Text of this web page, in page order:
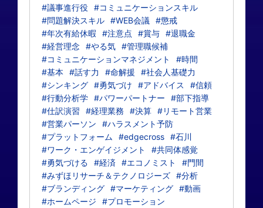
#議事進行役 #コミュニケーションスキル
#問題解決スキル #WEB会議
#懲戒
#年次有給休暇
#注意点 #賞与 #退職金
#経営理念 #やる気 #管理職候補
#コミュニケーションマネジメント
#時間
#基本
#話す力 #命解援
#社会人基礎力
#シンキング #勇気づけ #アドバイス
#信頼
#行動分析学 #パワーパートナー
#部下指導
#仕訳演習
#経理業務 #決算 #リモート営業
#営業パーソン
#ハラスメント予防
#プラットフォーム
#edgecross #石川
#ワーク・エンゲイジメント
#共同体感覚
#勇気づける
#経済 #エコノミスト
#門間
#みずほリサーチ＆テクノロジーズ #分析
#ブランディング #マーケティング #動画
#ホームページ
#プロモーション